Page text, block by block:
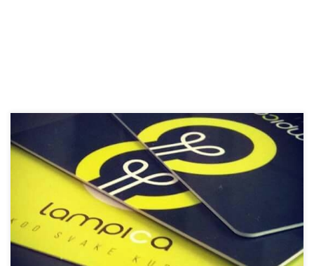
www.lampica.ba Nova kartica povjerenja u BiH Lampica kartica
povjerenja je jedan veoma nov servis koji se najzad počeo širiti po
prodajnim mjestima BiH. Kartica povjerenja je u principu kartica za
popuste sa kojom možete tražiti neke diskontne cijene ili na
osnovu […]